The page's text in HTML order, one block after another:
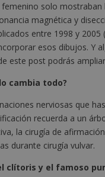
solo
magnética y
entre 1998 y
esos dibujos. Y
este post podrás
cambia todo?
nerviosas que
recuerda a un
la cirugía de
durante cirugía vulvar.
clítoris y el famoso